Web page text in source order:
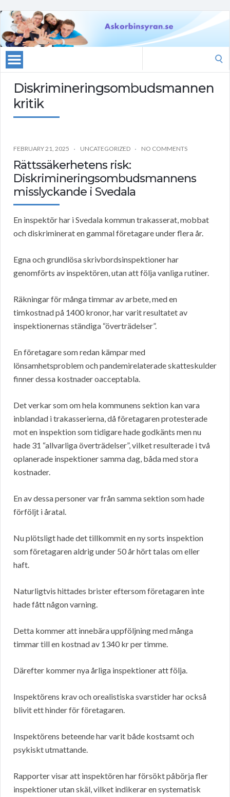
Diskrimineringsombudsmannen
kritik
FEBRUARY 21, 2025 UNCATEGORIZED NO COMMENTS
Rättssäkerhetens risk:
Diskrimineringsombudsmannens
misslyckande i Svedala
En inspektör har i Svedala kommun trakasserat, mobbat
och diskriminerat en gammal företagare under flera år.
Egna och grundlösa skrivbordsinspektioner har
genomförts av inspektören, utan att följa vanliga rutiner.
Räkningar för många timmar av arbete, med en
timkostnad på 1400 kronor, har varit resultatet av
inspektionernas ständiga “överträdelser”.
En företagare som redan kämpar med
lönsamhetsproblem och pandemirelaterade skatteskulder
finner dessa kostnader oacceptabla.
Det verkar som om hela kommunens sektion kan vara
inblandad i trakasserierna, då företagaren protesterade
mot en inspektion som tidigare hade godkänts men nu
hade 31 “allvarliga överträdelser”, vilket resulterade i två
oplanerade inspektioner samma dag, båda med stora
kostnader.
En av dessa personer var från samma sektion som hade
förföljt i åratal.
Nu plötsligt hade det tillkommit en ny sorts inspektion
som företagaren aldrig under 50 år hört talas om eller
haft.
Naturligtvis hittades brister eftersom företagaren inte
hade fått någon varning.
Detta kommer att innebära uppföljning med många
timmar till en kostnad av 1340 kr per timme.
Därefter kommer nya årliga inspektioner att följa.
Inspektörens krav och orealistiska svarstider har också
blivit ett hinder för företagaren.
Inspektörens beteende har varit både kostsamt och
psykiskt utmattande.
Rapporter visar att inspektören har försökt påbörja fler
inspektioner utan skäl, vilket indikerar en systematisk